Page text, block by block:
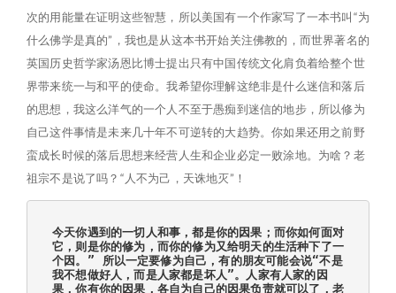
次的用能量在证明这些智慧，所以美国有一个作家写了一本书叫“为
什么佛学是真的”，我也是从这本书开始关注佛教的，而世界著名的
英国历史哲学家汤恩比博士提出只有中国传统文化肩负着给整个世
界带来统一与和平的使命。我希望你理解这绝非是什么迷信和落后
的思想，我这么洋气的一个人不至于愚痴到迷信的地步，所以修为
自己这件事情是未来几十年不可逆转的大趋势。你如果还用之前野
蛮成长时候的落后思想来经营人生和企业必定一败涂地。为啥？老
祖宗不是说了吗？“人不为己，天诛地灭”！
今天你遇到的一切人和事，都是你的因果；而你如何面对
它，则是你的修为，而你的修为又给明天的生活种下了一
个因。” 所以一定要修为自己，有的朋友可能会说“不是
我不想做好人，而是人家都是坏人”。人家有人家的因
果，你有你的因果，各自为自己的因果负责就可以了，老